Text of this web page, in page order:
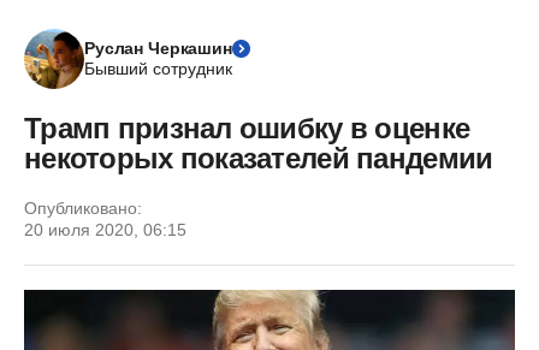
Руслан Черкашин
Бывший сотрудник
Трамп признал ошибку в оценке
некоторых показателей пандемии
Опубликовано:
20 июля 2020, 06:15